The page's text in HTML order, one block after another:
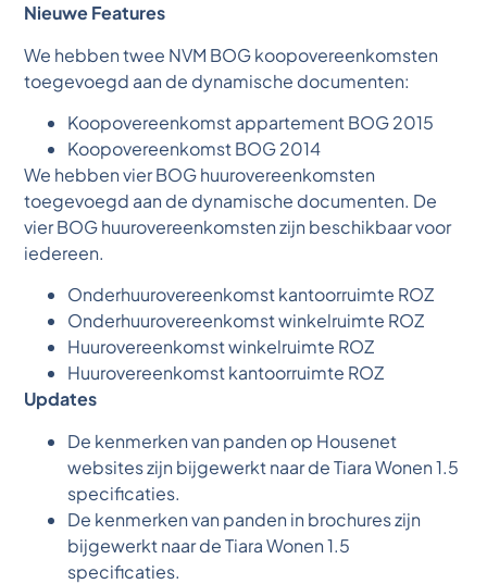
Nieuwe Features
We hebben twee NVM BOG koopovereenkomsten
toegevoegd aan de dynamische documenten:
Koopovereenkomst appartement BOG 2015
Koopovereenkomst BOG 2014
We hebben vier BOG huurovereenkomsten
toegevoegd aan de dynamische documenten. De
vier BOG huurovereenkomsten zijn beschikbaar voor
iedereen.
Onderhuurovereenkomst kantoorruimte ROZ
Onderhuurovereenkomst winkelruimte ROZ
Huurovereenkomst winkelruimte ROZ
Huurovereenkomst kantoorruimte ROZ
Updates
De kenmerken van panden op Housenet
websites zijn bijgewerkt naar de Tiara Wonen 1.5
specificaties.
De kenmerken van panden in brochures zijn
bijgewerkt naar de Tiara Wonen 1.5
specificaties.